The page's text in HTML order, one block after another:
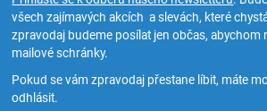
všech zajímavých akcích a slevách, které
zpravodaj budeme posílat jen občas, abychom
mailové schránky.
Pokud se vám zpravodaj přestane líbit, máte
odhlásit.